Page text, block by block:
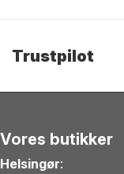
Trustpilot
Vores butikker
Helsingør: